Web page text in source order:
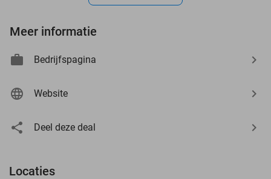
Meer informatie
Bedrijfspagina
Website
Deel deze deal
Locaties